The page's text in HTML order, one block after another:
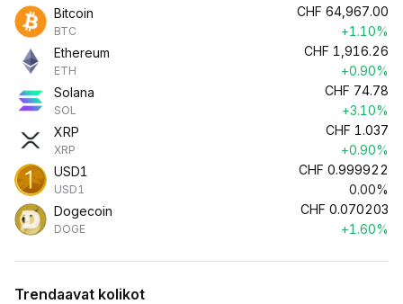
Bitcoin
BTC
CHF 64,967.00
+1.10%
Ethereum
ETH
CHF 1,916.26
+0.90%
Solana
SOL
CHF 74.78
+3.10%
XRP
XRP
CHF 1.037
+0.90%
USD1
USD1
CHF 0.999922
0.00%
Dogecoin
DOGE
CHF 0.070203
+1.60%
Trendaavat kolikot